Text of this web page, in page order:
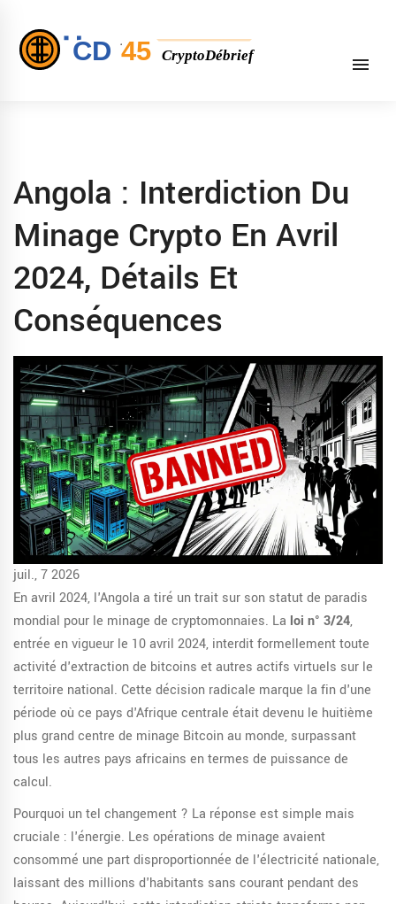
Angola : Interdiction Du
Minage Crypto En Avril
2024, Détails Et
Conséquences
juil., 7 2026
En avril 2024, l'Angola a tiré un trait sur son statut de paradis
mondial pour le minage de cryptomonnaies. La loi n° 3/24,
entrée en vigueur le 10 avril 2024, interdit formellement toute
activité d'extraction de bitcoins et autres actifs virtuels sur le
territoire national. Cette décision radicale marque la fin d'une
période où ce pays d'Afrique centrale était devenu le huitième
plus grand centre de minage Bitcoin au monde, surpassant
tous les autres pays africains en termes de puissance de
calcul.
Pourquoi un tel changement ? La réponse est simple mais
cruciale : l'énergie. Les opérations de minage avaient
consommé une part disproportionnée de l'électricité nationale,
laissant des millions d'habitants sans courant pendant des